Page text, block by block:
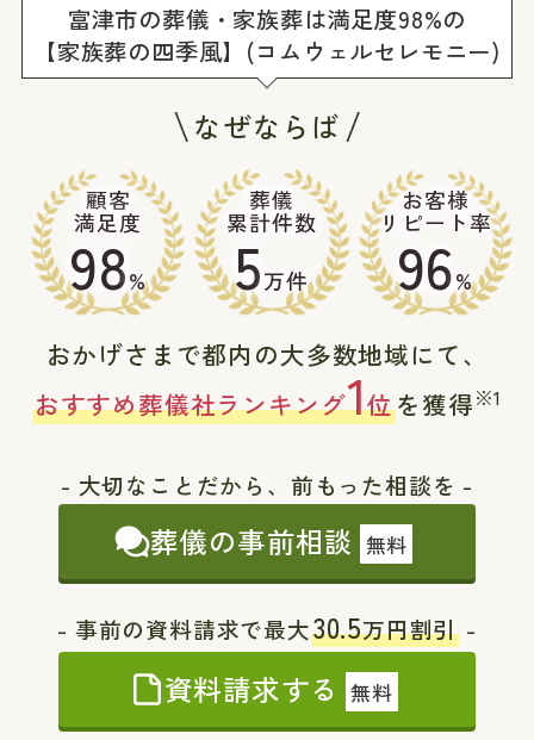
富津市の葬儀・家族葬は満足度98%の
【家族葬の四季風】(コムウェルセレモニー)
なぜならば
顧客
満足度
98%
葬儀
累計件数
5万件
お客様
リピート率
96%
おかげさまで都内の大多数地域にて、
おすすめ葬儀社ランキング1位を獲得※1
- 大切なことだから、前もった相談を -
葬儀の事前相談 無料
- 事前の資料請求で最大30.5万円割引 -
資料請求する 無料